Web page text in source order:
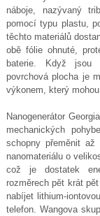
náboje, nazývaný
pomocí typu plastu,
těchto materiálů
obě fólie ohnuté,
baterie. Když jsou
povrchová plocha je
výkonem, který
Nanogenerátor
mechanických
schopny přeměnit až
nanomateriálu o
což je dostatek
rozměrech pět krát
nabíjet lithium-
telefon. Wangova